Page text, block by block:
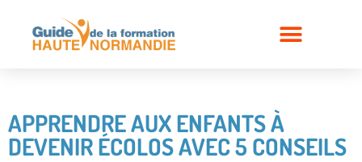
APPRENDRE AUX ENFANTS À
DEVENIR ÉCOLOS AVEC 5 CONSEILS